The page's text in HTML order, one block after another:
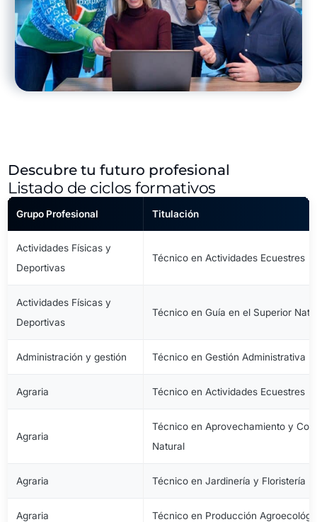
Descubre tu futuro profesional
Listado de ciclos formativos
Grupo Profesional Titulación
Actividades Físicas y
Deportivas
Técnico en Actividades Ecuestres
Actividades Físicas y
Deportivas
Técnico en Guía en el Superior
Administración y gestión Técnico en Gestión Administrativa
Agraria Técnico en Actividades Ecuestres
Agraria
Técnico en Aprovechamiento y
Natural
Agraria Técnico en Jardinería y Floristería
Agraria Técnico en Producción